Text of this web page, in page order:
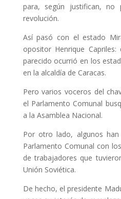
para, según justifican,
revolución.
Así pasó con el estado
opositor Henrique
parecido ocurrió en los
en la alcaldía de Caracas.
Pero varios voceros del
el Parlamento Comunal
a la Asamblea Nacional.
Por otro lado, algunos
Parlamento Comunal con
de trabajadores que
Unión Soviética.
De hecho, el presidente